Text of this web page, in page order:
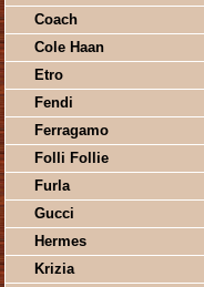
Coach
Cole Haan
Etro
Fendi
Ferragamo
Folli Follie
Furla
Gucci
Hermes
Krizia